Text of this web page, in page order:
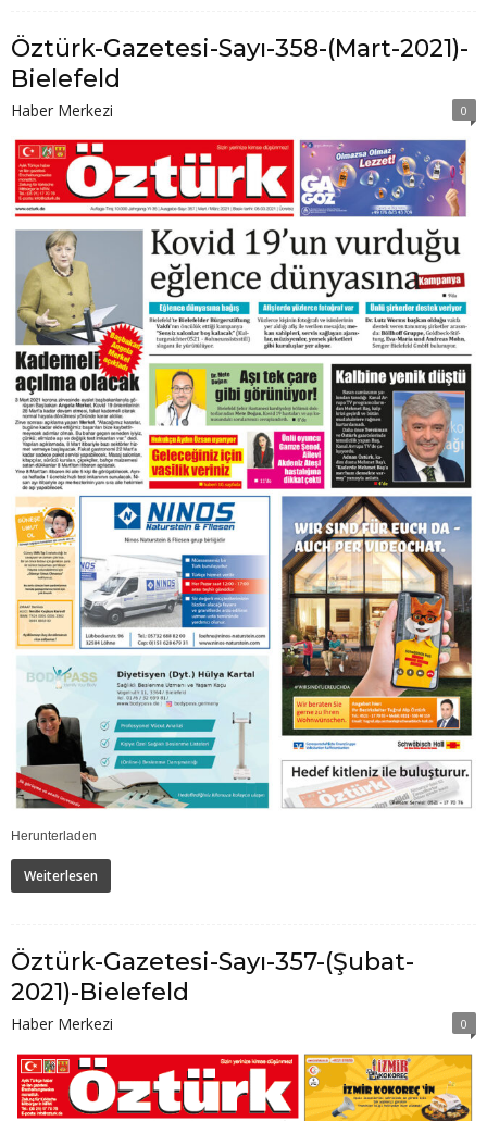
Öztürk-Gazetesi-Sayı-358-(Mart-2021)-
Bielefeld
Haber Merkezi 0
Herunterladen
Weiterlesen
Öztürk-Gazetesi-Sayı-357-(Şubat-
2021)-Bielefeld
Haber Merkezi 0